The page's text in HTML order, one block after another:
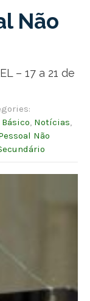
Não
– 17 a 21 de
Básico Notícias
Não